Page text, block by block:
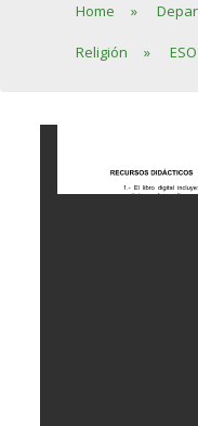
Home »
Religión » ESO